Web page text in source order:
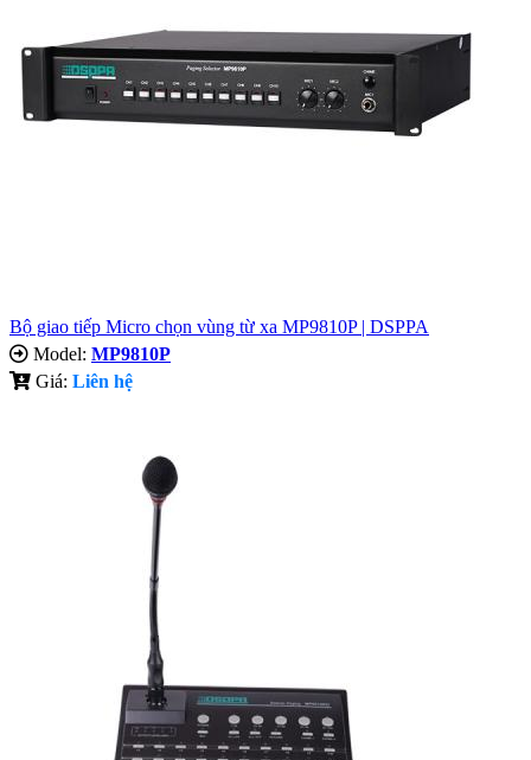
Bộ giao tiếp Micro chọn vùng từ xa MP9810P | DSPPA
Model: MP9810P
Giá: Liên hệ